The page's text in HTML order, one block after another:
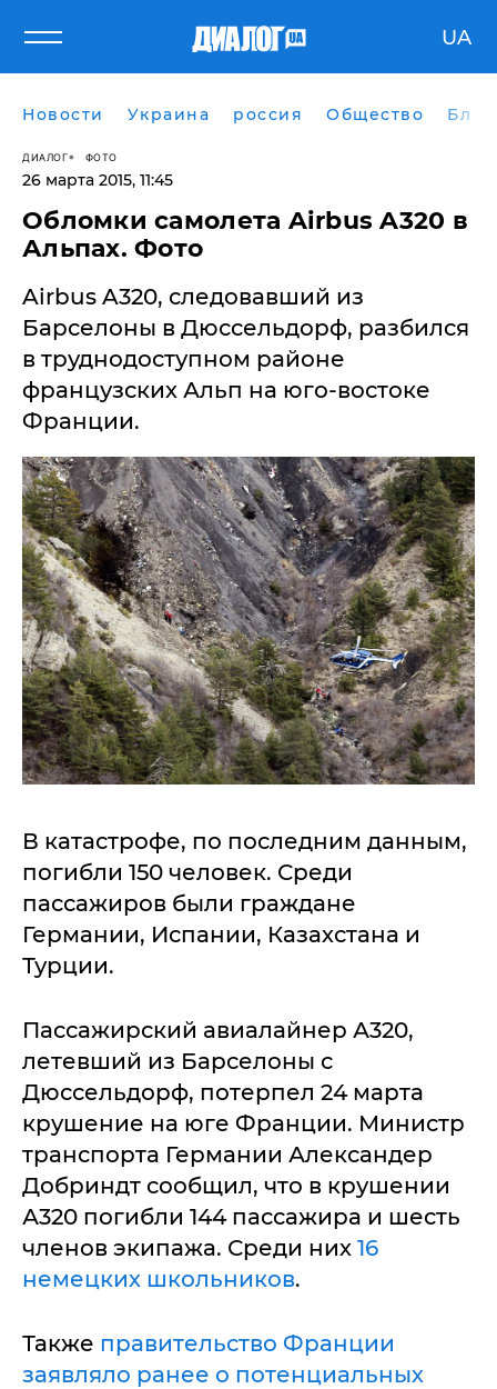
UA
Новости Украина россия Общество
ДИАЛОГ ФОТО
26 марта 2015, 11:45
Обломки самолета Airbus A320 в
Альпах. Фото
Airbus A320, следовавший из
Барселоны в Дюссельдорф, разбился
в труднодоступном районе
французских Альп на юго-востоке
Франции.
В катастрофе, по последним данным,
погибли 150 человек. Среди
пассажиров были граждане
Германии, Испании, Казахстана и
Турции.
Пассажирский авиалайнер А320,
летевший из Барселоны с
Дюссельдорф, потерпел 24 марта
крушение на юге Франции. Министр
транспорта Германии Александер
Добриндт сообщил, что в крушении
А320 погибли 144 пассажира и шесть
членов экипажа. Среди них 16
немецких школьников.
Также правительство Франции
заявляло ранее о потенциальных